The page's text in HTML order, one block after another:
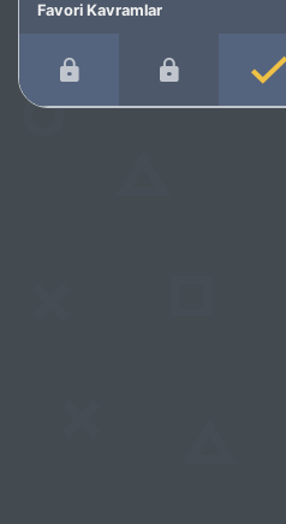
Favori Kavramlar